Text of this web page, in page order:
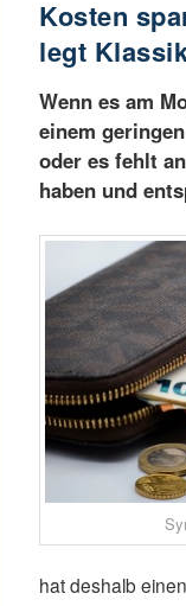
Kosten
legt
Wenn es am
einem
oder es fehlt
haben und
hat deshalb